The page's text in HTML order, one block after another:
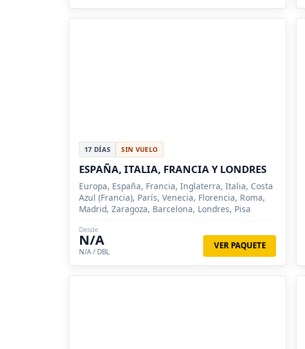
17 DÍAS SIN VUELO
ESPAÑA, ITALIA, FRANCIA Y LONDRES
Europa, España, Francia, Inglaterra, Italia, Costa
Azul (Francia), París, Venecia, Florencia, Roma,
Madrid, Zaragoza, Barcelona, Londres, Pisa
Desde
N/A
N/A / DBL
VER PAQUETE